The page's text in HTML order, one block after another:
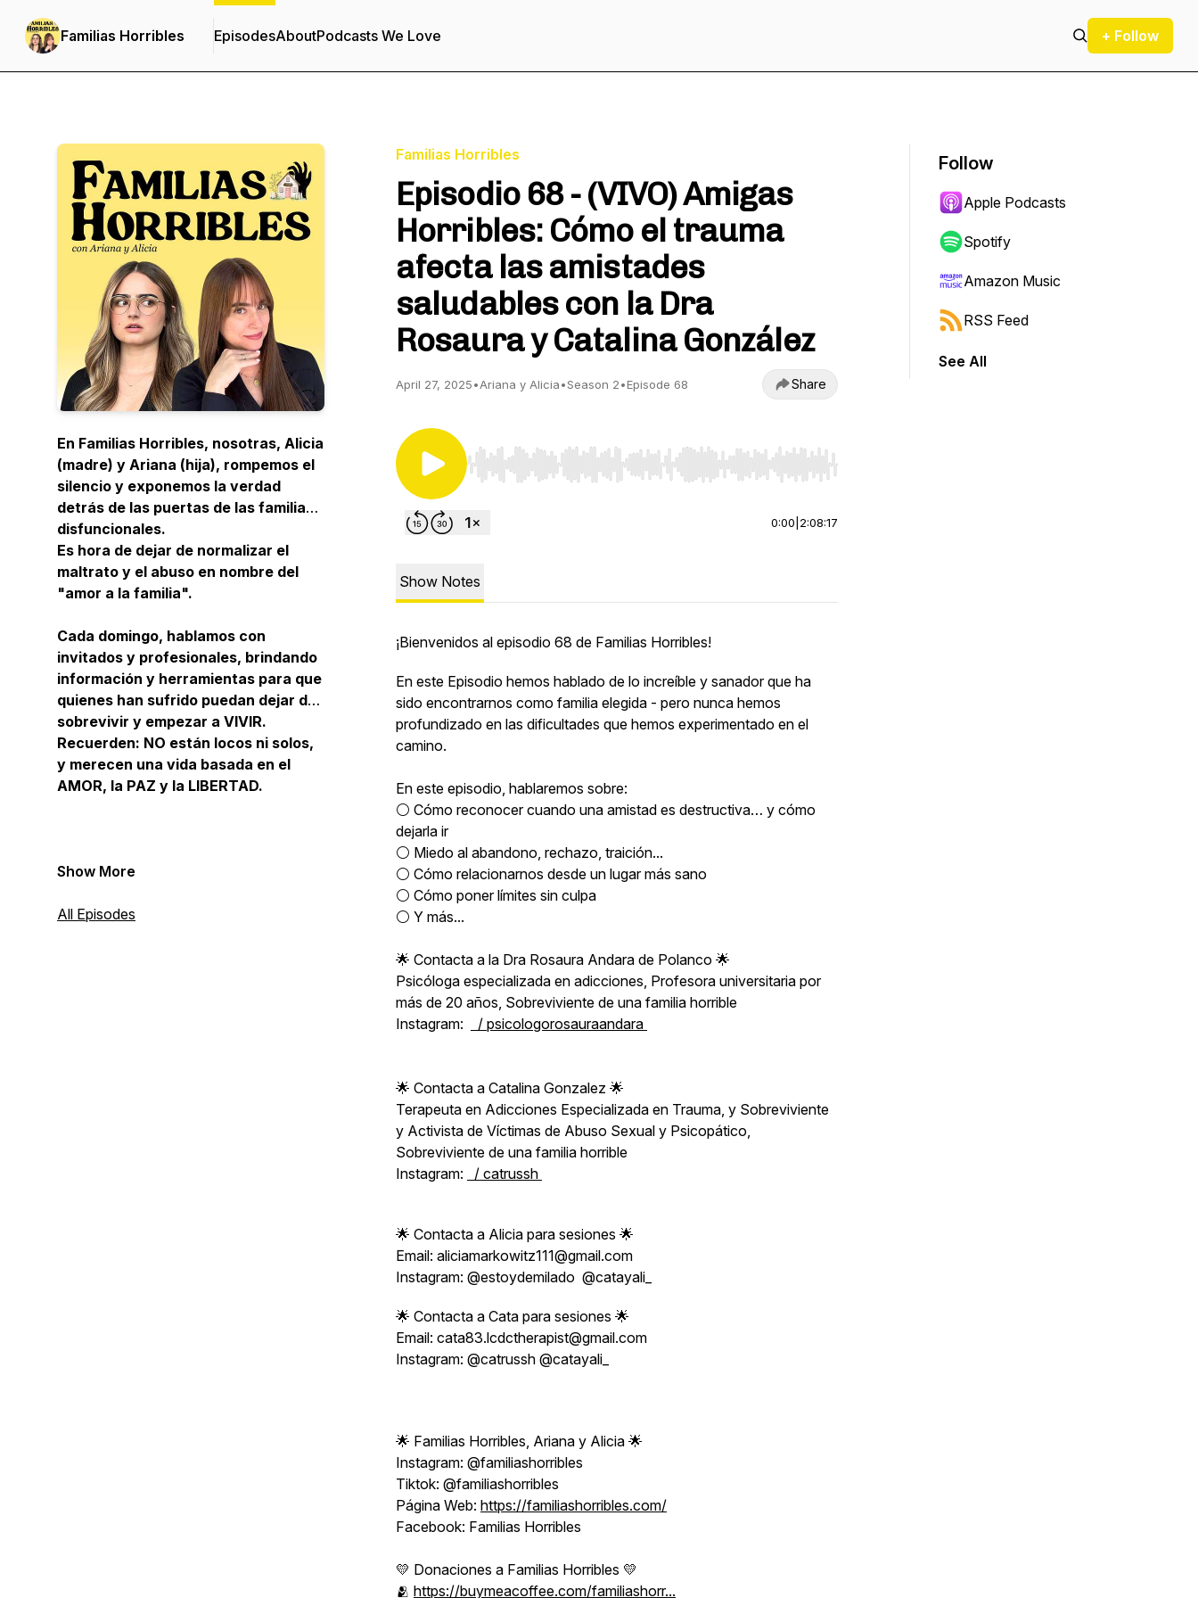
Familias Horribles EpisodesAboutPodcasts We Love + Follow
En Familias Horribles, nosotras, Alicia
(madre) y Ariana (hija), rompemos el
silencio y exponemos la verdad
detrás de las puertas de las familias
disfuncionales.
Es hora de dejar de normalizar el
maltrato y el abuso en nombre del
"amor a la familia".
Cada domingo, hablamos con
invitados y profesionales, brindando
información y herramientas para que
quienes han sufrido puedan dejar de
sobrevivir y empezar a VIVIR.
Recuerden: NO están locos ni solos,
y merecen una vida basada en el
AMOR, la PAZ y la LIBERTAD.
Show More
All Episodes
Familias Horribles
Episodio 68 - (VIVO) Amigas
Horribles: Cómo el trauma
afecta las amistades
saludables con la Dra
Rosaura y Catalina González
April 27, 2025•Ariana y Alicia•Season 2•Episode 68 Share
Use Left/Right to seek, Home/End to jump to start or end. Hold shift to jump forward or backward.
0:00 2:08:17
Show Notes
¡Bienvenidos al episodio 68 de Familias Horribles!
En este Episodio hemos hablado de lo increíble y sanador que ha
sido encontrarnos como familia elegida - pero nunca hemos
profundizado en las dificultades que hemos experimentado en el
camino.
En este episodio, hablaremos sobre:
⚪️ Cómo reconocer cuando una amistad es destructiva… y cómo
dejarla ir
⚪️ Miedo al abandono, rechazo, traición...
⚪️ Cómo relacionarnos desde un lugar más sano
⚪️ Cómo poner límites sin culpa
⚪️ Y más...
🌟 Contacta a la Dra Rosaura Andara de Polanco 🌟
Psicóloga especializada en adicciones, Profesora universitaria por
más de 20 años, Sobreviviente de una familia horrible
Instagram:
/ psicologorosauraandara
🌟 Contacta a Catalina Gonzalez 🌟
Terapeuta en Adicciones Especializada en Trauma, y Sobreviviente
y Activista de Víctimas de Abuso Sexual y Psicopático,
Sobreviviente de una familia horrible
Instagram:
/ catrussh
🌟 Contacta a Alicia para sesiones 🌟
Email: aliciamarkowitz111@gmail.com
Instagram: @estoydemilado @catayali_
🌟 Contacta a Cata para sesiones 🌟
Email: cata83.lcdctherapist@gmail.com
Instagram: @catrussh @catayali_
🌟 Familias Horribles, Ariana y Alicia 🌟
Instagram: @familiashorribles
Tiktok: @familiashorribles
Página Web: https://familiashorribles.com/
Facebook: Familias Horribles
💛 Donaciones a Familias Horribles 💛
🫂 https://buymeacoffee.com/familiashorr...
Follow
Apple Podcasts
Spotify
Amazon Music
RSS Feed
See All